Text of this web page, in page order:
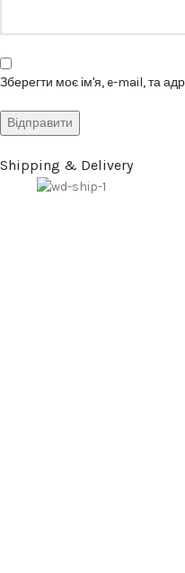
Зберегти моє ім'я, e-mail, та
Shipping & Delivery